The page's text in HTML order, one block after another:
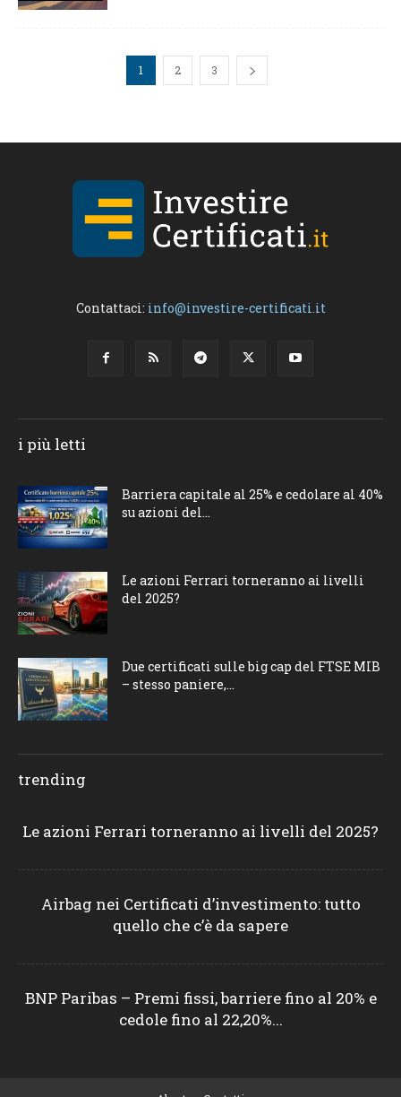
1 2 3
Contattaci: info@investire-certificati.it
i più letti
Barriera capitale al 25% e cedolare al 40%
su azioni del...
Le azioni Ferrari torneranno ai livelli
del 2025?
Due certificati sulle big cap del FTSE MIB
– stesso paniere,...
trending
Le azioni Ferrari torneranno ai livelli del 2025?
Airbag nei Certificati d’investimento: tutto
quello che c’è da sapere
BNP Paribas – Premi fissi, barriere fino al 20% e
cedole fino al 22,20%...